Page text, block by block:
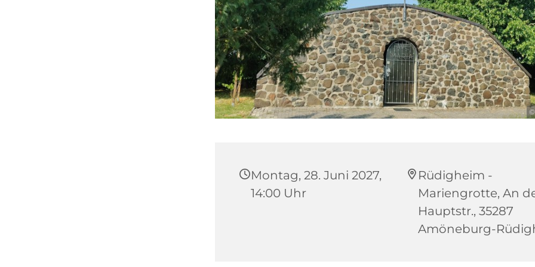
©
Montag, 28. Juni 2027,
14:00 Uhr
Rüdigheim -
Mariengrotte, An
Hauptstr., 35287
Amöneburg-